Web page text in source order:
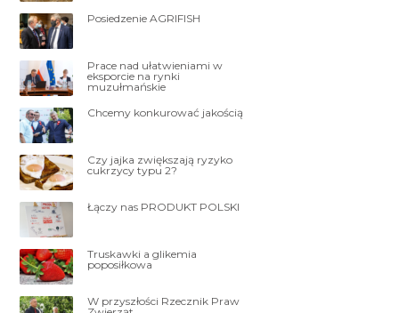
Posiedzenie AGRIFISH
Prace nad ułatwieniami w
eksporcie na rynki
muzułmańskie
Chcemy konkurować jakością
Czy jajka zwiększają ryzyko
cukrzycy typu 2?
Łączy nas PRODUKT POLSKI
Truskawki a glikemia
poposiłkowa
W przyszłości Rzecznik Praw